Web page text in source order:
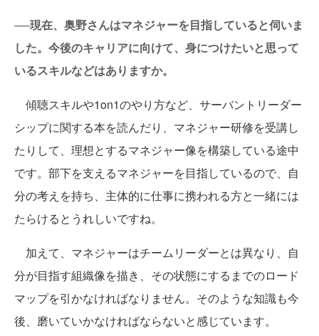
──現在、奥野さんはマネジャーを目指していると伺いま
した。今後のキャリアに向けて、身につけたいと思って
いるスキルなどはありますか。
傾聴スキルや1on1のやり方など、サーバントリーダー
シップに関する本を読んだり、マネジャー研修を受講し
たりして、理想とするマネジャー像を構築している途中
です。部下を支えるマネジャーを目指しているので、自
分の考えを持ち、主体的に仕事に携われる方と一緒には
たらけるとうれしいですね。
加えて、マネジャーはチームリーダーとは異なり、自
分が目指す組織像を描き、その状態にするまでのロード
マップを引かなければなりません。そのような知識も今
後、磨いていかなければならないと感じています。